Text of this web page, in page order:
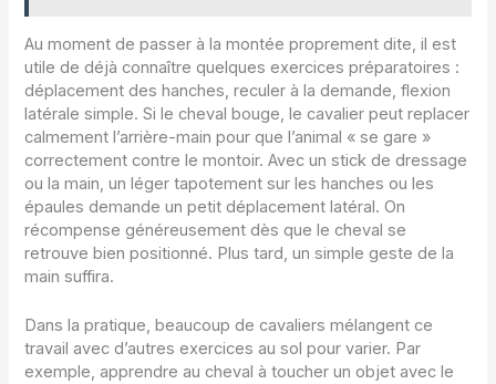
Au moment de passer à la montée proprement dite, il est
utile de déjà connaître quelques exercices préparatoires :
déplacement des hanches, reculer à la demande, flexion
latérale simple. Si le cheval bouge, le cavalier peut replacer
calmement l’arrière-main pour que l’animal « se gare »
correctement contre le montoir. Avec un stick de dressage
ou la main, un léger tapotement sur les hanches ou les
épaules demande un petit déplacement latéral. On
récompense généreusement dès que le cheval se
retrouve bien positionné. Plus tard, un simple geste de la
main suffira.
Dans la pratique, beaucoup de cavaliers mélangent ce
travail avec d’autres exercices au sol pour varier. Par
exemple, apprendre au cheval à toucher un objet avec le